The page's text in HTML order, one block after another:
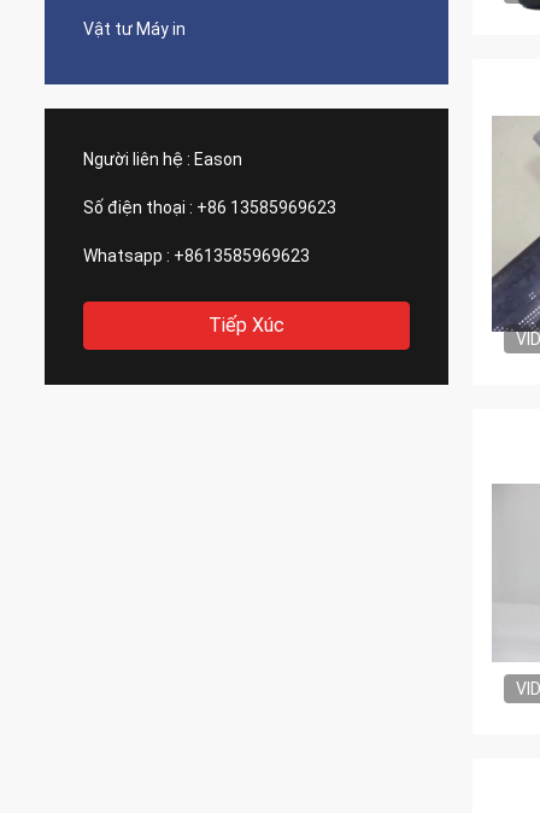
Vật tư Máy in
Người liên hệ : Eason
Số điện thoại : +86 13585969623
Whatsapp : +8613585969623
Tiếp Xúc